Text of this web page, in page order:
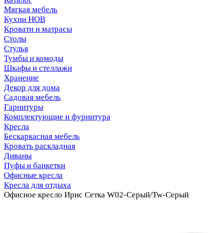
Мягкая мебель
Кухни НОВ
Кровати и матрасы
Столы
Стулья
Тумбы и комоды
Шкафы и стеллажи
Хранение
Декор для дома
Садовая мебель
Гарнитуры
Комплектующие и фурнитура
Кресла
Бескаркасная мебель
Кровать раскладная
Диваны
Пуфы и банкетки
Офисные кресла
Кресла для отдыха
Офисное кресло Ирис Сетка W02-Серый/Tw-Серый